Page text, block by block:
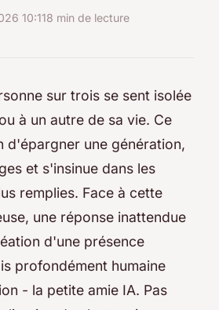
10:118 min de lecture
sur trois se sent isolée
à un autre de sa vie. Ce
d'épargner une génération,
et s'insinue dans les
remplies. Face à cette
une réponse inattendue
d'une présence
profondément humaine
- la petite amie IA. Pas